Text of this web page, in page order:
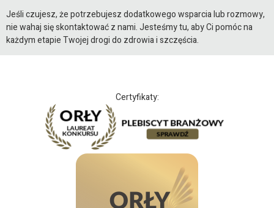
Jeśli czujesz, że potrzebujesz dodatkowego wsparcia lub rozmowy,
nie wahaj się skontaktować z nami. Jesteśmy tu, aby Ci pomóc na
każdym etapie Twojej drogi do zdrowia i szczęścia.
Certyfikaty: